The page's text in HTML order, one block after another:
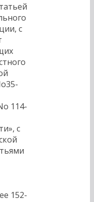
с
114-
с
152-